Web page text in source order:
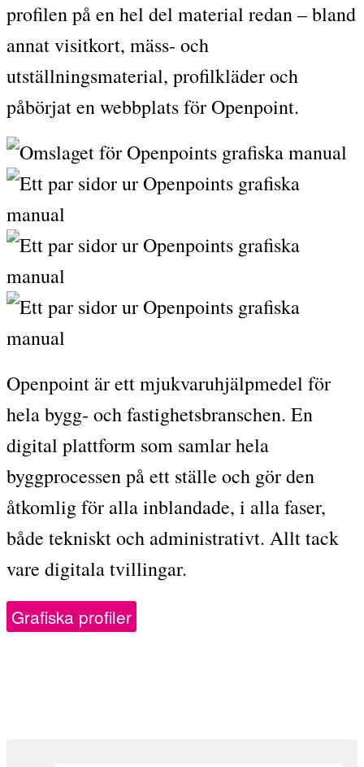
profilen på en hel del material redan – bland
annat visitkort, mäss- och
utställningsmaterial, profilkläder och
påbörjat en webbplats för Openpoint.
Openpoint är ett mjukvaruhjälpmedel för
hela bygg- och fastighetsbranschen. En
digital plattform som samlar hela
byggprocessen på ett ställe och gör den
åtkomlig för alla inblandade, i alla faser,
både tekniskt och administrativt. Allt tack
vare digitala tvillingar.
Grafiska profiler